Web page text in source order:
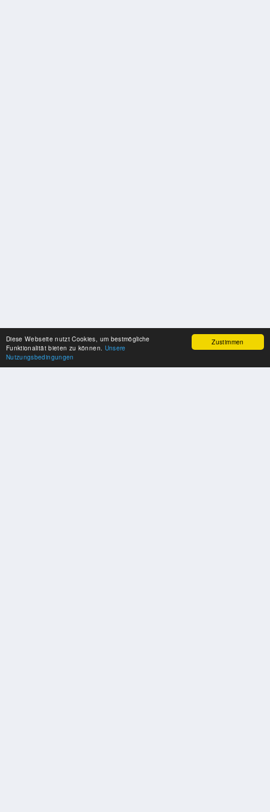
Zustimmen
Diese Webseite nutzt Cookies, um bestmögliche
Funktionalität bieten zu können. Unsere
Nutzungsbedingungen